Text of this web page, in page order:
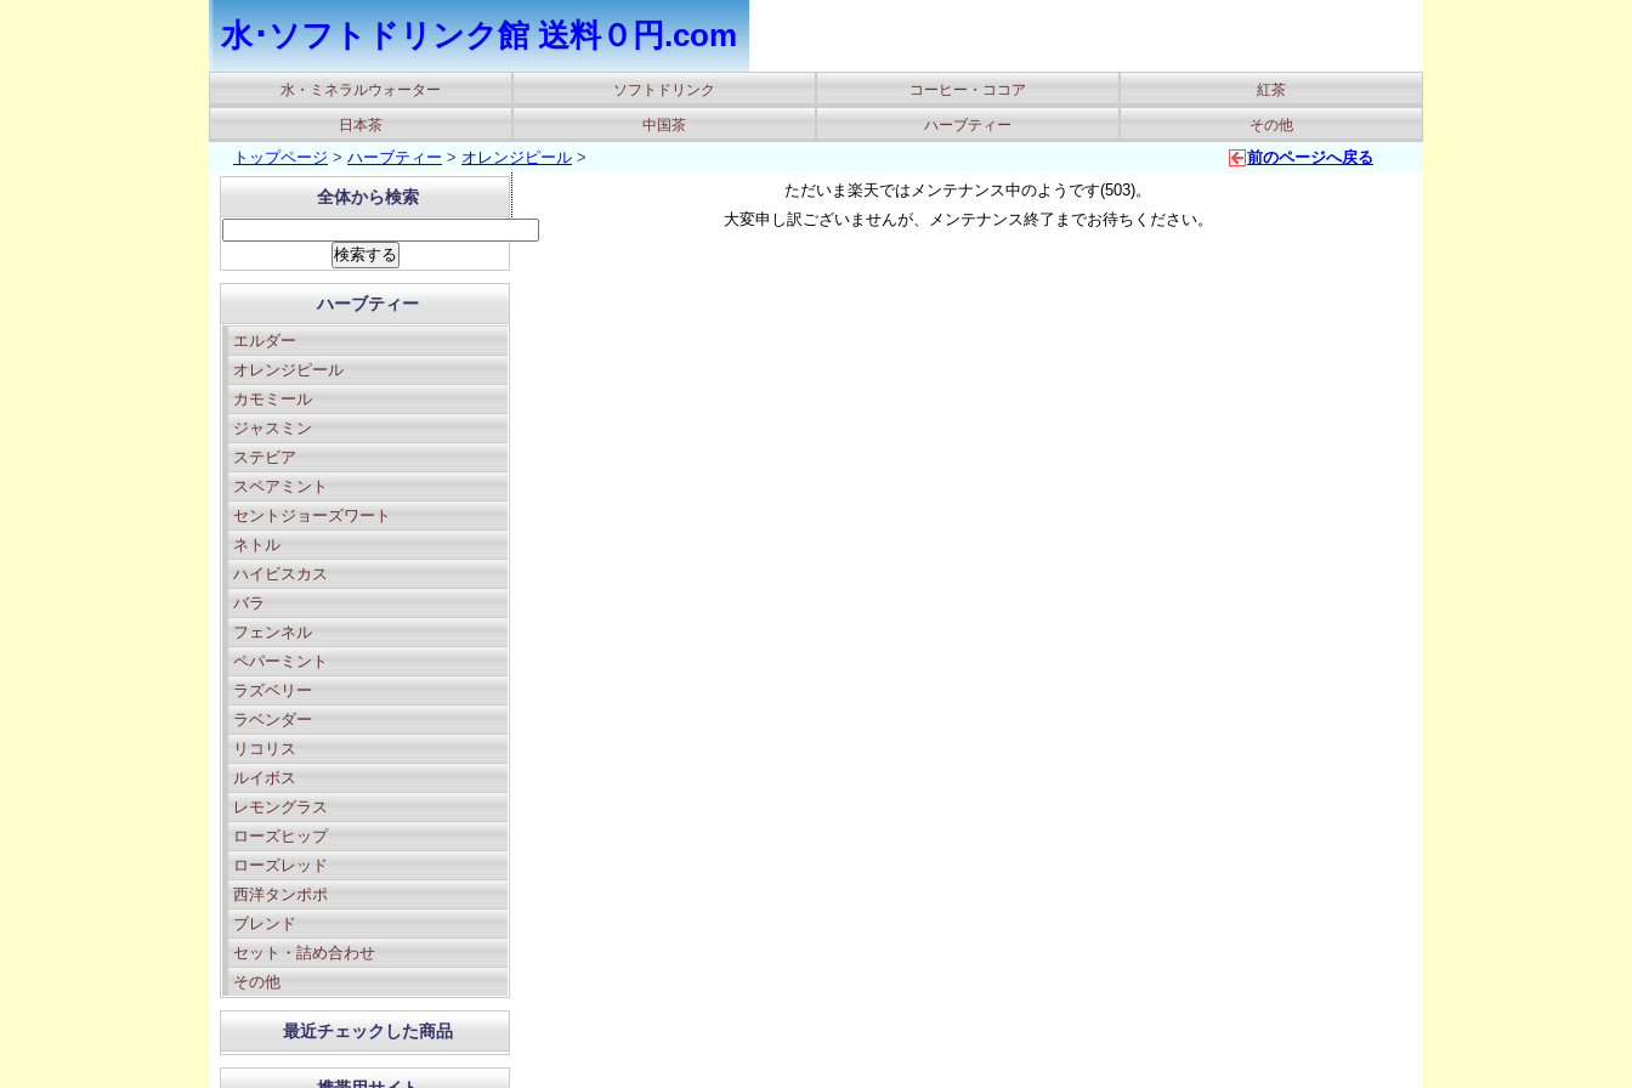
水･ソフトドリンク館 送料０円.com
水・ミネラルウォーター ソフトドリンク コーヒー・ココア 紅茶
日本茶 中国茶 ハーブティー その他
トップページ > ハーブティー > オレンジピール >
前のページへ戻る
ただいま楽天ではメンテナンス中のようです(503)。
大変申し訳ございませんが、メンテナンス終了までお待ちください。
全体から検索
ハーブティー
エルダー
オレンジピール
カモミール
ジャスミン
ステビア
スペアミント
セントジョーズワート
ネトル
ハイビスカス
バラ
フェンネル
ペパーミント
ラズベリー
ラベンダー
リコリス
ルイボス
レモングラス
ローズヒップ
ローズレッド
西洋タンポポ
ブレンド
セット・詰め合わせ
その他
最近チェックした商品